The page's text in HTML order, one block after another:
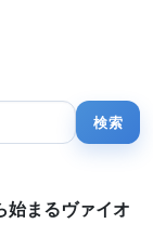
始まるヴァイオ